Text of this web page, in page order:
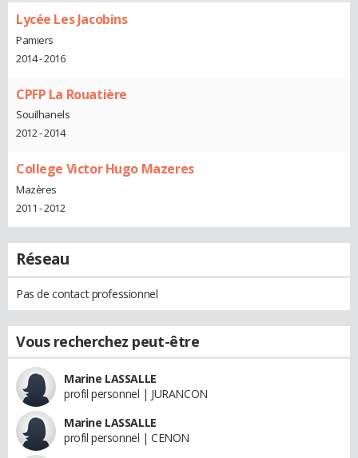
Lycée Les Jacobins
Pamiers
2014 - 2016
CPFP La Rouatière
Souilhanels
2012 - 2014
College Victor Hugo Mazeres
Mazères
2011 - 2012
Réseau
Pas de contact professionnel
Vous recherchez peut-être
Marine LASSALLE
profil personnel | JURANCON
Marine LASSALLE
profil personnel | CENON